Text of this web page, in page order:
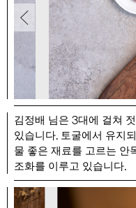
김정배 님은 3대에 걸쳐
있습니다. 토굴에서 유지
물 좋은 재료를 고르는 안
조화를 이루고 있습니다.